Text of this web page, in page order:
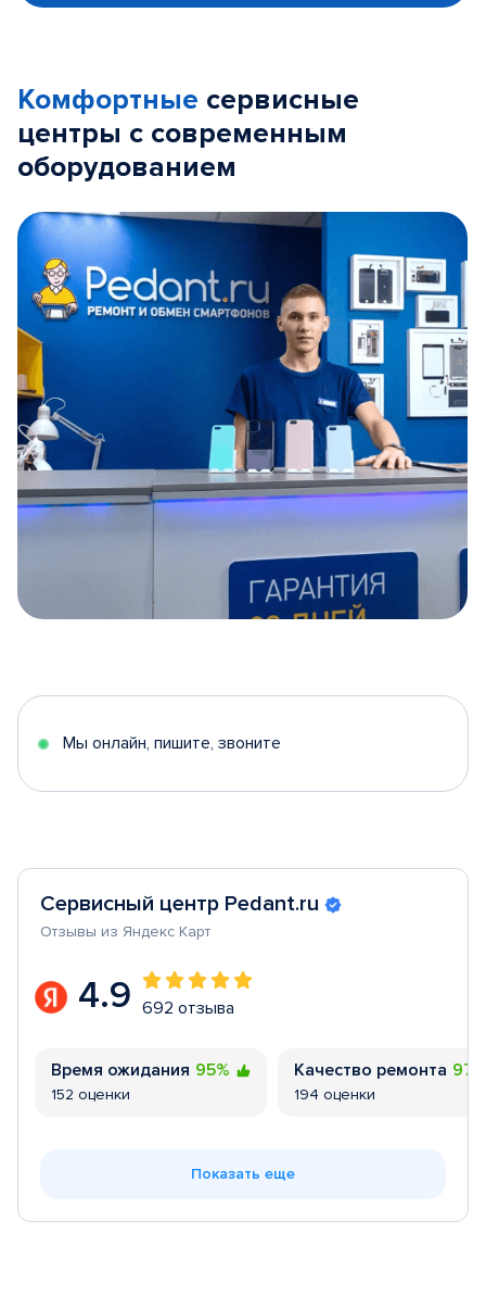
Комфортные сервисные
центры с современным
оборудованием
5
Мы онлайн, пишите, звоните
Сервисный центр Pedant.ru
Отзывы из Яндекс Карт
4.9 692 отзыва
Время ожидания 95%
152 оценки
Качество ремонта
194 оценки
Показать еще